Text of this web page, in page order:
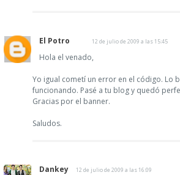
El Potro 12 de julio de 2009 a las 15:45
Hola el venado,
Yo igual cometí un error en el código. Lo
funcionando. Pasé a tu blog y quedó
Gracias por el banner.
Saludos.
Dankey 12 de julio de 2009 a las 16:09